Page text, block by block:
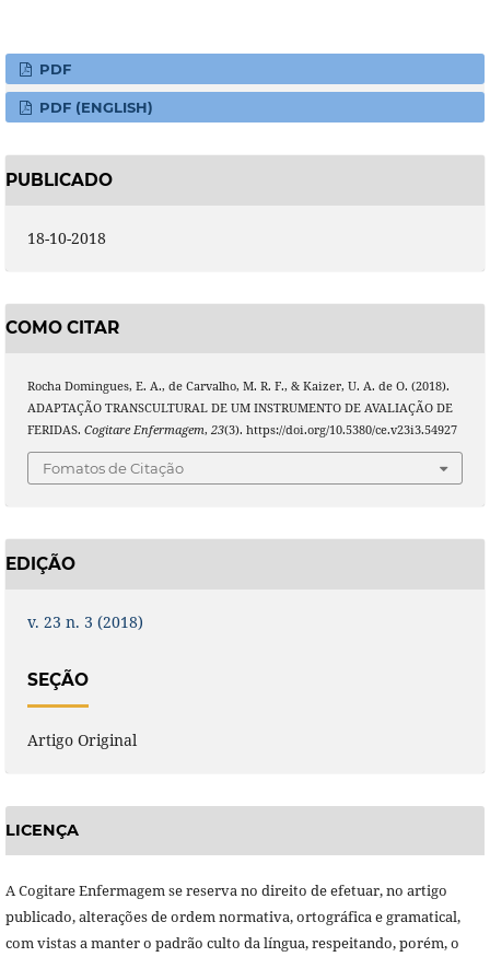
PDF
PDF (ENGLISH)
PUBLICADO
18-10-2018
COMO CITAR
Rocha Domingues, E. A., de Carvalho, M. R. F., & Kaizer, U. A. de O. (2018).
ADAPTAÇÃO TRANSCULTURAL DE UM INSTRUMENTO DE AVALIAÇÃO DE
FERIDAS. Cogitare Enfermagem, 23(3). https://doi.org/10.5380/ce.v23i3.54927
Fomatos de Citação
EDIÇÃO
v. 23 n. 3 (2018)
SEÇÃO
Artigo Original
LICENÇA
A Cogitare Enfermagem se reserva no direito de efetuar, no artigo
publicado, alterações de ordem normativa, ortográfica e gramatical,
com vistas a manter o padrão culto da língua, respeitando, porém, o